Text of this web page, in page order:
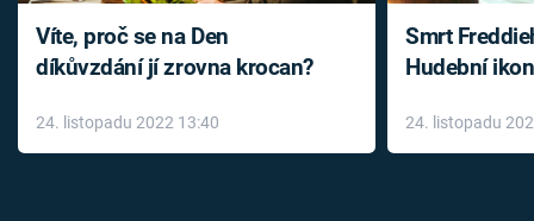
Víte, proč se na Den
díkůvzdání jí zrovna krocan?
24. listopadu 2022 13:40
Smrt
Hudební
léky
24. listopadu